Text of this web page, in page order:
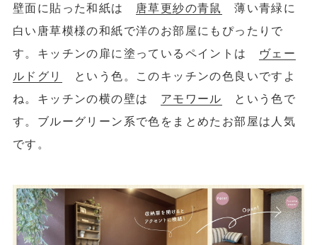
壁面に貼った和紙は
唐草更紗の青鼠
薄い青緑に
白い唐草模様の和紙で洋のお部屋にもぴったりで
す。キッチンの扉に塗っているペイントは
ヴェー
ルドグリ
という色。このキッチンの色良いですよ
ね。キッチンの横の壁は アモワール という色で
す。ブルーグリーン系で色をまとめたお部屋は人気
です。